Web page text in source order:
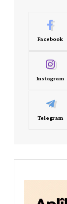
Facebook
Instagram
Telegram